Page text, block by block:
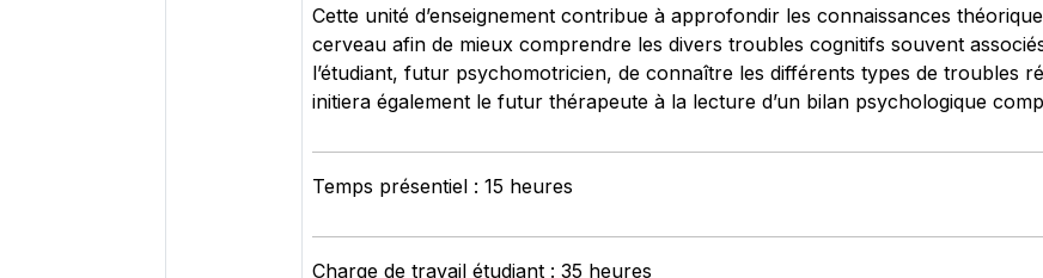
Cette unité d’enseignement contribue à approfondir les connaissances
cerveau afin de mieux comprendre les divers troubles cognitifs souvent
l’étudiant, futur psychomotricien, de connaître les différents types de troubles
initiera également le futur thérapeute à la lecture d’un bilan psychologique
Temps présentiel : 15 heures
Charge de travail étudiant : 35 heures